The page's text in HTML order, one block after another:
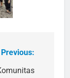
Previous: